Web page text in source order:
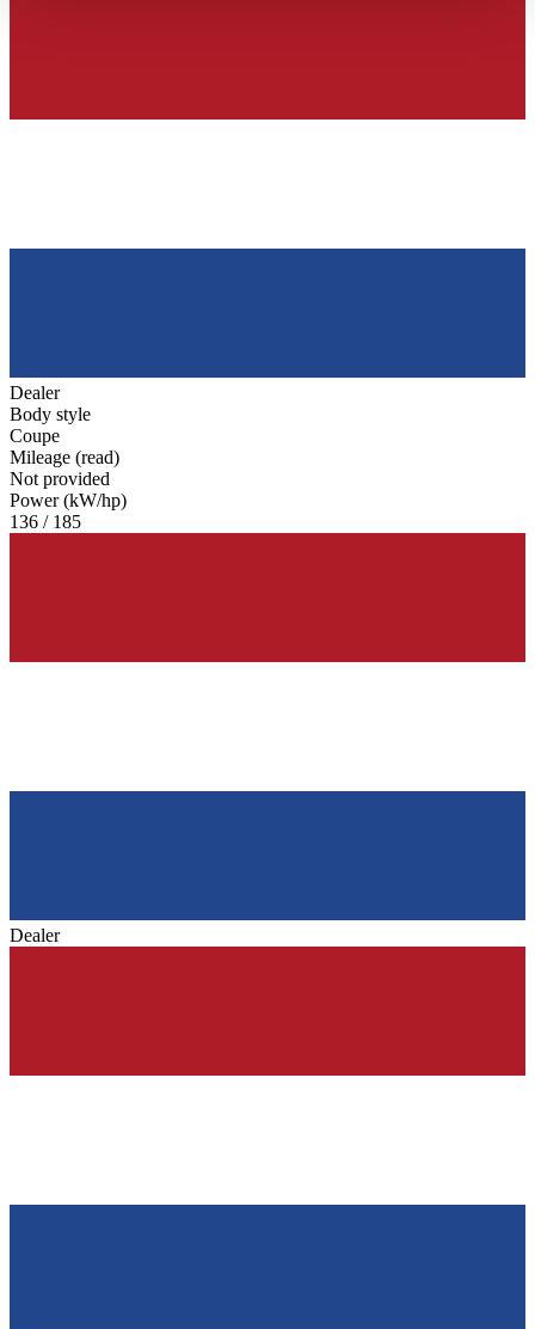
Dealer
Body style
Coupe
Mileage (read)
Not provided
Power (kW/hp)
136 / 185
Dealer